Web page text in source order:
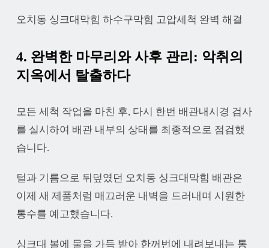
오치동 싱크대막힘 하수구막힘 고압세척 완벽 해결
4. 완벽한 마무리와 사후 관리: 악취의
지옥에서 탈출하다
모든 세척 작업을 마친 후, 다시 한번 배관내시경 검사
를 실시하여 배관 내부의 상태를 최종적으로 점검했
습니다.
털과 기름으로 뒤덮였던 오치동 싱크대막힘 배관은
이제 새 제품처럼 매끄러운 내벽을 드러내며 시원한
통수를 예고했습니다.
싱크대 볼에 물을 가득 받아 한꺼번에 내려보내는 통